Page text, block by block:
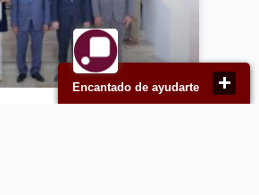
Encantado de ayudarte